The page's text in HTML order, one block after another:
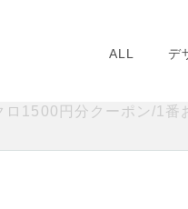
ALL デ
ロ1500円分クーポン/1番